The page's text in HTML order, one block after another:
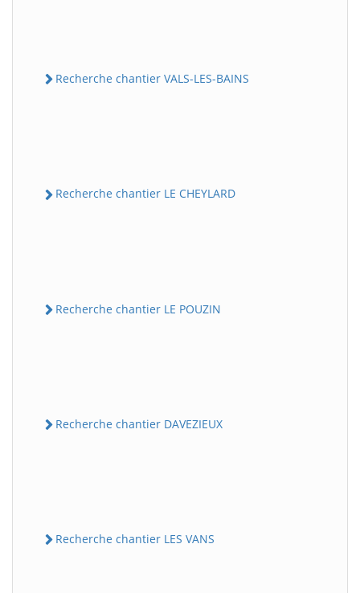
Recherche chantier VALS-LES-BAINS
Recherche chantier LE CHEYLARD
Recherche chantier LE POUZIN
Recherche chantier DAVEZIEUX
Recherche chantier LES VANS